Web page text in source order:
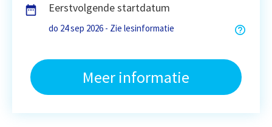
Eerstvolgende startdatum
do 24 sep 2026 - Zie lesinformatie
Meer informatie